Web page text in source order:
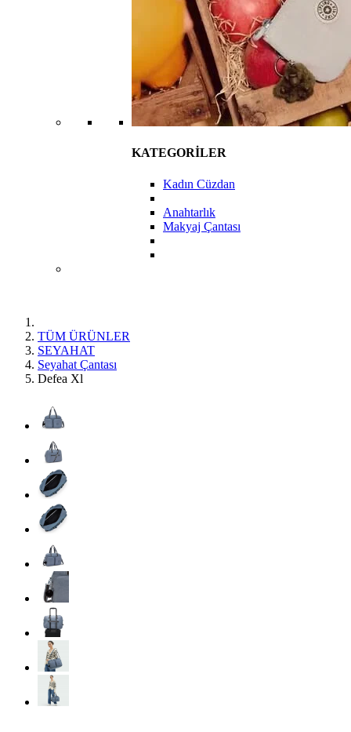
KATEGORİLER
Kadın Cüzdan
Anahtarlık
Makyaj Çantası
TÜM ÜRÜNLER
SEYAHAT
Seyahat Çantası
Defea Xl